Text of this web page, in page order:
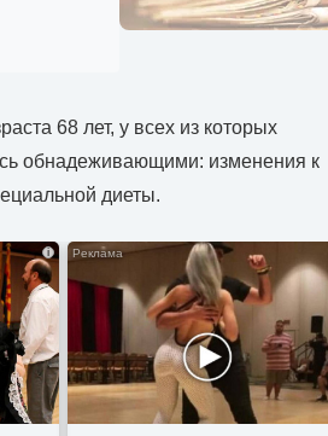
68 лет, у всех из которых
обнадеживающими: изменения к
диеты.
i